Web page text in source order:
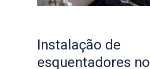
Instalação de
esquentadores no